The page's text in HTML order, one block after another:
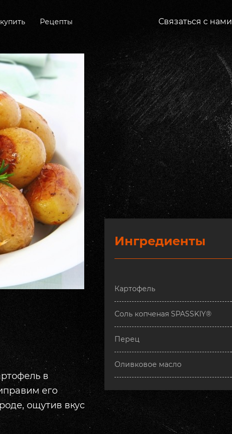
Связаться с нами
Рецепты
в
его
ощутив вкус
Ингредиенты
Картофель
Соль копченая SPASSKIY®
Перец
Оливковое масло